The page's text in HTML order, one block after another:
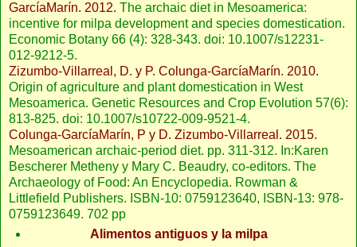
GarcíaMarín. 2012. The archaic diet in Mesoamerica:
incentive for milpa development and species domestication.
Economic Botany 66 (4): 328-343. doi: 10.1007/s12231-
012-9212-5.
Zizumbo-Villarreal, D. y P. Colunga-GarcíaMarín. 2010.
Origin of agriculture and plant domestication in West
Mesoamerica. Genetic Resources and Crop Evolution 57(6):
813-825. doi: 10.1007/s10722-009-9521-4.
Colunga-GarcíaMarín, P y D. Zizumbo-Villarreal. 2015.
Mesoamerican archaic-period diet. pp. 311-312. In:Karen
Bescherer Metheny y Mary C. Beaudry, co-editors. The
Archaeology of Food: An Encyclopedia. Rowman &
Littlefield Publishers. ISBN-10: 0759123640, ISBN-13: 978-
0759123649. 702 pp
Alimentos antiguos y la milpa